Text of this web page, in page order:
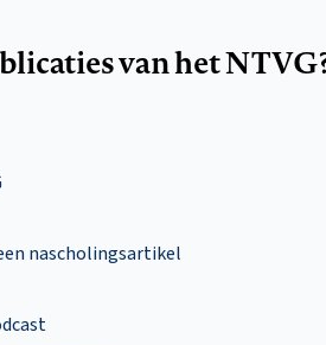
van het
nascholingsartikel